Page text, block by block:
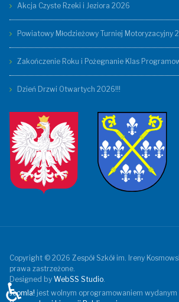
Akcja Czyste Rzeki i Jeziora 2026
Powiatowy Młodzieżowy Turniej Motoryzacyjny
Zakończenie Roku i Pożegnanie Klas
Dzień Drzwi Otwartych 2026!!!
Copyright © 2026 Zespół Szkół im. Ireny
prawa zastrzeżone.
Designed by WebSS Studio
Joomla! jest wolnym oprogramowaniem